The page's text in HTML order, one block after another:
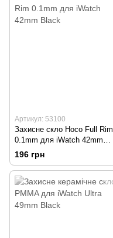
Артикул: 53100
Захисне скло Hoco Full Rim
0.1mm для iWatch 42mm
Black
196 грн